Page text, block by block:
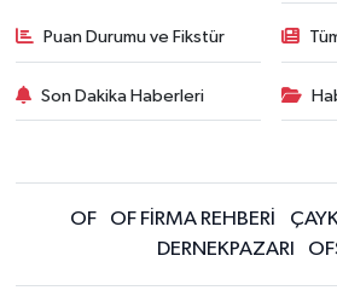
Puan Durumu ve Fikstür
Son Dakika Haberleri
OF OF FİRMA REHBERİ
DERNEKPAZARI